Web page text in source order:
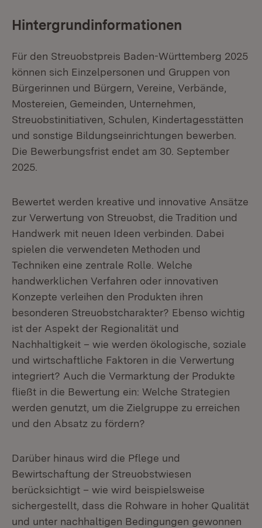
Hintergrundinformationen
Für den Streuobstpreis Baden-Württemberg 2025
können sich Einzelpersonen und Gruppen von
Bürgerinnen und Bürgern, Vereine, Verbände,
Mostereien, Gemeinden, Unternehmen,
Streuobstinitiativen, Schulen, Kindertagesstätten
und sonstige Bildungseinrichtungen bewerben.
Die Bewerbungsfrist endet am 30. September
2025.
Bewertet werden kreative und innovative Ansätze
zur Verwertung von Streuobst, die Tradition und
Handwerk mit neuen Ideen verbinden. Dabei
spielen die verwendeten Methoden und
Techniken eine zentrale Rolle. Welche
handwerklichen Verfahren oder innovativen
Konzepte verleihen den Produkten ihren
besonderen Streuobstcharakter? Ebenso wichtig
ist der Aspekt der Regionalität und
Nachhaltigkeit – wie werden ökologische, soziale
und wirtschaftliche Faktoren in die Verwertung
integriert? Auch die Vermarktung der Produkte
fließt in die Bewertung ein: Welche Strategien
werden genutzt, um die Zielgruppe zu erreichen
und den Absatz zu fördern?
Darüber hinaus wird die Pflege und
Bewirtschaftung der Streuobstwiesen
berücksichtigt – wie wird beispielsweise
sichergestellt, dass die Rohware in hoher Qualität
und unter nachhaltigen Bedingungen gewonnen